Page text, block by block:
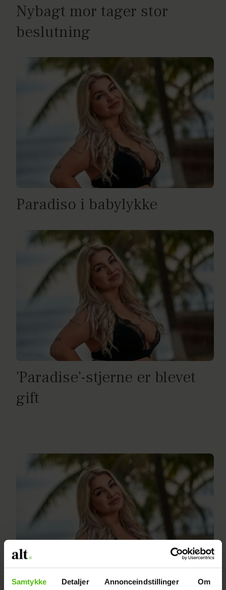
Samtykke Detaljer Annonceindstillinger Om
Nybagt mor tager stor
beslutning
Paradiso i babylykke
'Paradise'-stjerne er blevet
gift